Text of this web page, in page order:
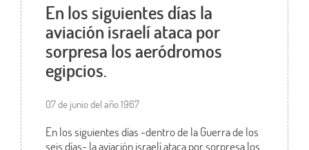
En los siguientes días la
aviación israelí ataca por
sorpresa los aeródromos
egipcios.
07 de junio del año 1967
En los siguientes días -dentro de la Guerra de los
seis días- la aviación israelí ataca por sorpresa los